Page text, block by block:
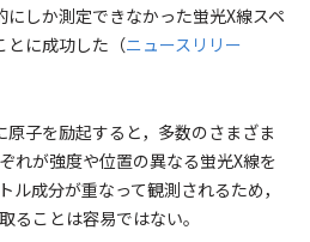
しか測定できなかった蛍光X線スペ
とに成功した（ニュースリリー
子を励起すると，多数のさまざま
れが強度や位置の異なる蛍光X線を
ル成分が重なって観測されるため，
ることは容易ではない。